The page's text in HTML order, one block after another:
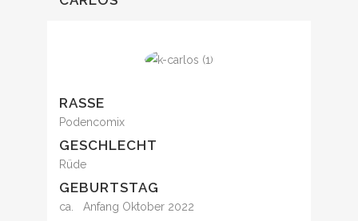
RASSE
Podencomix
GESCHLECHT
Rüde
GEBURTSTAG
ca. Anfang Oktober 2022